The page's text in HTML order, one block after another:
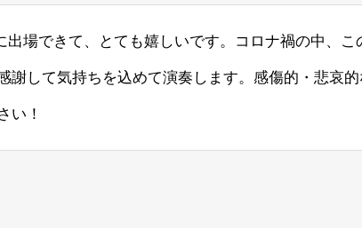
出場できて、とても嬉しいです。コロナ禍の中、
謝して気持ちを込めて演奏します。感傷的・悲哀
い！